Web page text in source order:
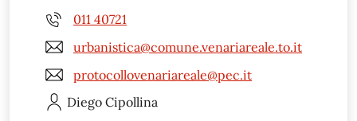
011 40721
urbanistica@comune.venariareale.to.it
protocollovenariareale@pec.it
Diego Cipollina